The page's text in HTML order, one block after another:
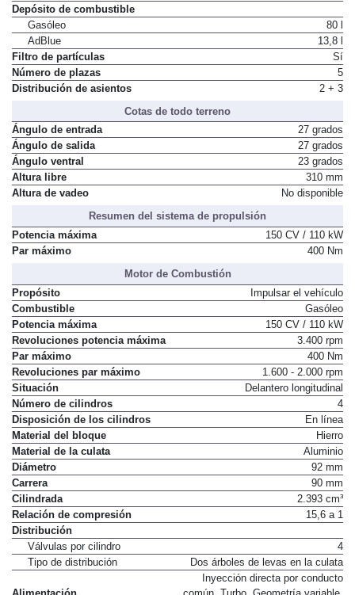
Depósito de combustible
Gasóleo
80 l
AdBlue
13,8 l
Filtro de partículas
Sí
Número de plazas
5
Distribución de asientos
2 + 3
Cotas de todo terreno
Ángulo de entrada
27 grados
Ángulo de salida
27 grados
Ángulo ventral
23 grados
Altura libre
310 mm
Altura de vadeo
No disponible
Resumen del sistema de propulsión
Potencia máxima
150 CV / 110 kW
Par máximo
400 Nm
Motor de Combustión
Propósito
Impulsar el vehículo
Combustible
Gasóleo
Potencia máxima
150 CV / 110 kW
Revoluciones potencia máxima
3.400 rpm
Par máximo
400 Nm
Revoluciones par máximo
1.600 - 2.000 rpm
Situación
Delantero longitudinal
Número de cilindros
4
Disposición de los cilindros
En línea
Material del bloque
Hierro
Material de la culata
Aluminio
Diámetro
92 mm
Carrera
90 mm
Cilindrada
2.393 cm³
Relación de compresión
15,6 a 1
Distribución
Válvulas por cilindro
4
Tipo de distribución
Dos árboles de levas en la culata
Inyección directa por conducto